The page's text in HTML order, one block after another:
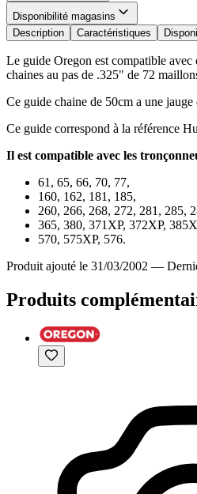
Disponibilité magasins
Description
Caractéristiques
Le guide Oregon est compatible avec
chaines au pas de .325" de 72
Ce guide chaine de 50cm a une jauge
Ce guide correspond à la référence
Il est compatible avec les
61, 65, 66, 70, 77,
160, 162, 181, 185,
260, 266, 268, 272, 281, 285,
365, 380, 371XP, 372XP,
570, 575XP, 576.
Produit ajouté le 31/03/2002 —
Produits